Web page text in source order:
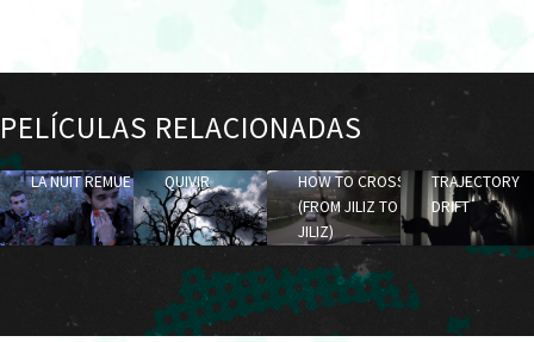
PELÍCULAS RELACIONADAS
LA NUIT REMUE QUIVIR
HOW TO CROSS
(FROM JILIZ TO
JILIZ)
TRAJECTORY
DRIFT